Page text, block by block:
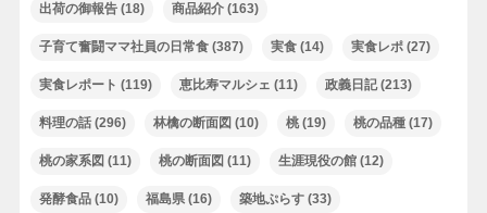
出荷の御報告(18) 商品紹介(163)
子育て奮闘ママ社員の日常食(387) 実食(14) 実食レポ(27)
実食レポート (119) 恵比寿マルシェ (11) 政義日記(213)
料理の話(296) 林檎の断面図 (10) 桃(19) 桃の品種(17)
桃の家系図 (11) 桃の断面図 (11) 生涯現役の館(12)
発酵食品(10) 福島県(16) 築地ぷらす(33)